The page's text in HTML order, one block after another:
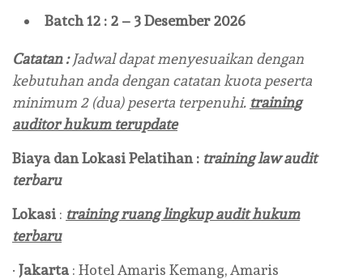
Batch 12 : 2 – 3 Desember 2026
Catatan :Jadwal dapat menyesuaikan dengan
kebutuhan anda dengan catatan kuota peserta
minimum 2 (dua) peserta terpenuhi. training
auditor hukum terupdate
Biaya dan Lokasi Pelatihan : training law audit
terbaru
Lokasi : training ruang lingkup audit hukum
terbaru
· Jakarta : Hotel Amaris Kemang, Amaris